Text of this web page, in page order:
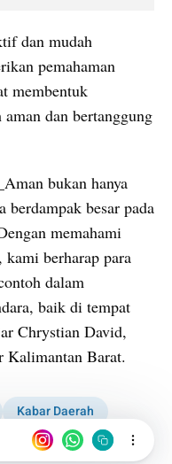
dan mudah
pemahaman
membentuk
dan bertanggung
bukan hanya
besar pada
memahami
berharap para
dalam
baik di tempat
Chrystian David,
Barat.
Kabar Daerah
1001 media online